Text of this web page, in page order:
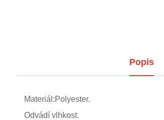
Popis
Materiál:Polyester.
Odvádí vlhkost.